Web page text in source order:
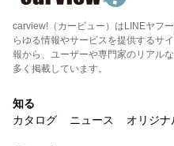
carview!（カービュー）はLINEヤフ
らゆる情報やサービスを提供するサ
報から、ユーザーや専門家のリアル
多く掲載しています。
知る
カタログ
ニュース オリジナ